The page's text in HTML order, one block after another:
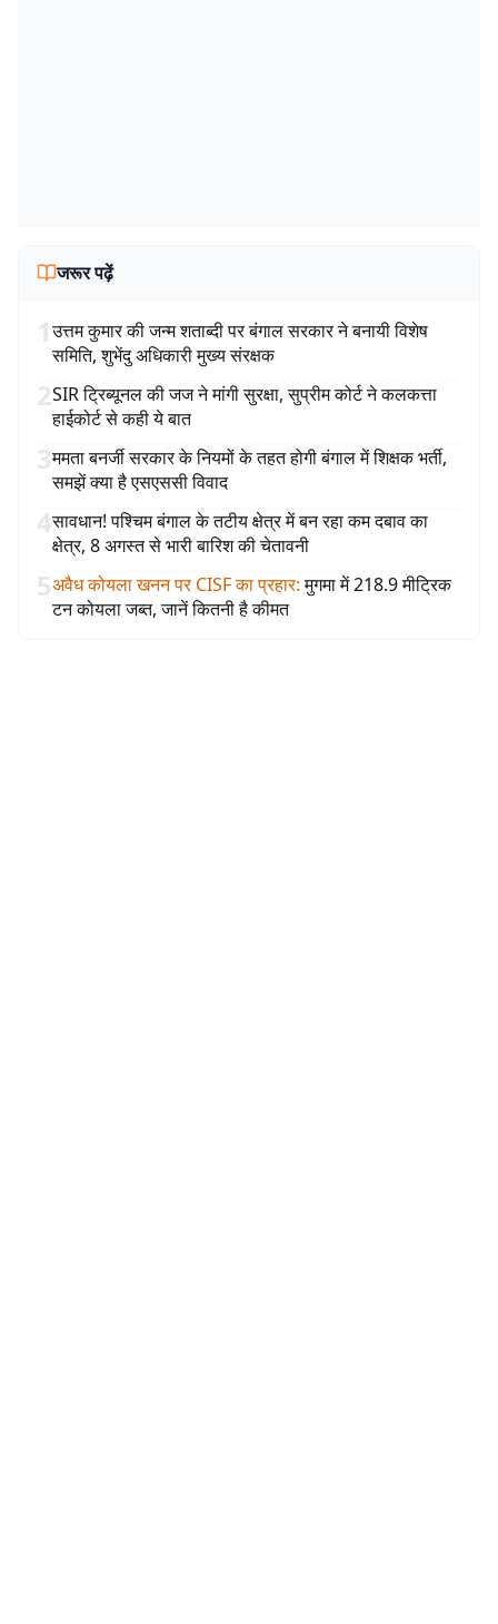
जरूर पढ़ें
1उत्तम कुमार की जन्म शताब्दी पर बंगाल सरकार ने बनायी विशेष
समिति, शुभेंदु अधिकारी मुख्य संरक्षक
2SIR ट्रिब्यूनल की जज ने मांगी सुरक्षा, सुप्रीम कोर्ट ने कलकत्ता
हाईकोर्ट से कही ये बात
3ममता बनर्जी सरकार के नियमों के तहत होगी बंगाल में शिक्षक भर्ती,
समझें क्या है एसएससी विवाद
4सावधान! पश्चिम बंगाल के तटीय क्षेत्र में बन रहा कम दबाव का
क्षेत्र, 8 अगस्त से भारी बारिश की चेतावनी
5अवैध कोयला खनन पर CISF का प्रहार: मुगमा में 218.9 मीट्रिक
टन कोयला जब्त, जानें कितनी है कीमत